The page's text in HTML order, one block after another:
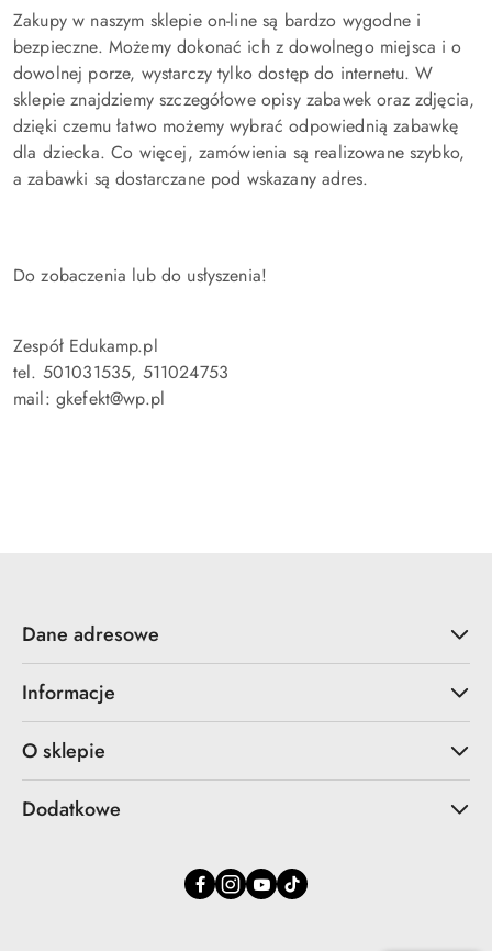
Zakupy w naszym sklepie on-line są bardzo wygodne i
bezpieczne. Możemy dokonać ich z dowolnego miejsca i o
dowolnej porze, wystarczy tylko dostęp do internetu. W
sklepie znajdziemy szczegółowe opisy zabawek oraz zdjęcia,
dzięki czemu łatwo możemy wybrać odpowiednią zabawkę
dla dziecka. Co więcej, zamówienia są realizowane szybko,
a zabawki są dostarczane pod wskazany adres.
Do zobaczenia lub do usłyszenia!
Zespół Edukamp.pl
tel. 501031535, 511024753
mail: gkefekt@wp.pl
Dane adresowe
Informacje
O sklepie
Dodatkowe